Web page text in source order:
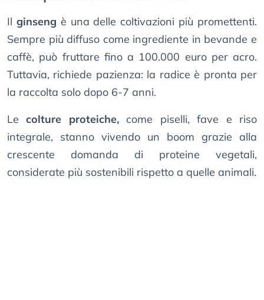
Il ginseng è una delle coltivazioni più promettenti.
Sempre più diffuso come ingrediente in bevande e
caffè, può fruttare fino a 100.000 euro per acro.
Tuttavia, richiede pazienza: la radice è pronta per
la raccolta solo dopo 6-7 anni.
Le colture proteiche,come piselli, fave e riso
integrale, stanno vivendo un boom grazie alla
crescente domanda di proteine vegetali,
considerate più sostenibili rispetto a quelle animali.